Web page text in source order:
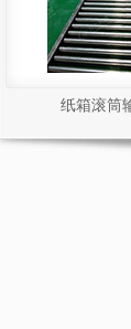
纸箱滚筒